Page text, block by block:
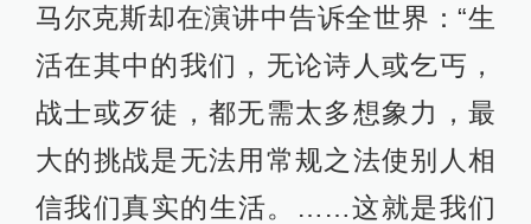
马尔克斯却在演讲中告诉全世界：“生
活在其中的我们，无论诗人或乞丐，
战士或歹徒，都无需太多想象力，最
大的挑战是无法用常规之法使别人相
信我们真实的生活。……这就是我们